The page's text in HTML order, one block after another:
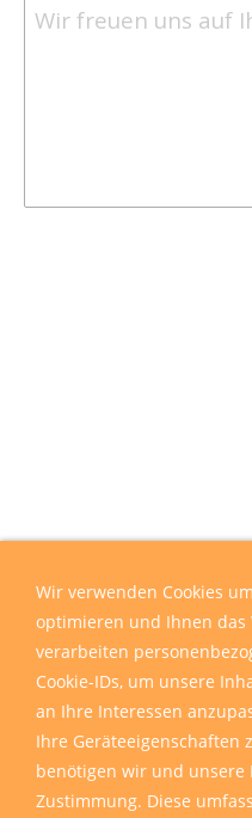
Wir verwenden Cookies
optimieren und Ihnen
verarbeiten
Cookie-IDs, um unsere
an Ihre Interessen
Ihre Geräteeigenschaften
benötigen wir und unsere
Zustimmung. Diese